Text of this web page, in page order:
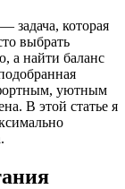
задача, которая
выбрать
а найти баланс
уютным
В этой статье я